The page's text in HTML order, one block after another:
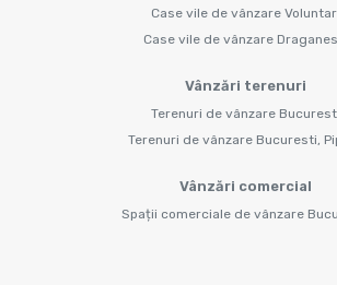
Case vile de vânzare
Case vile de vânzare
Vânzări terenuri
Terenuri de vânzare
Terenuri de vânzare Bucuresti,
Vânzări comercial
Spații comerciale de vânzare